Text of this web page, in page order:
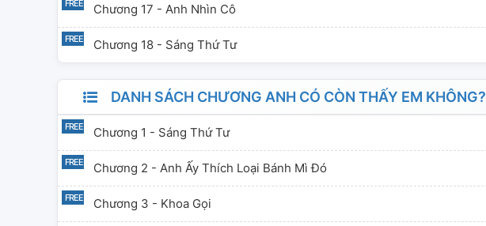
Chương 17 - Anh Nhìn Cô
Chương 18 - Sáng Thứ Tư
DANH SÁCH CHƯƠNG ANH CÓ CÒN THẤY EM KHÔNG?
Chương 1 - Sáng Thứ Tư
Chương 2 - Anh Ấy Thích Loại Bánh Mì Đó
Chương 3 - Khoa Gọi